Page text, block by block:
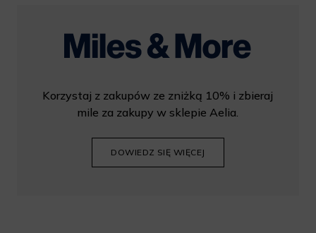
Korzystaj z zakupów ze zniżką 10% i zbieraj
mile za zakupy w sklepie Aelia.
DOWIEDZ SIĘ WIĘCEJ